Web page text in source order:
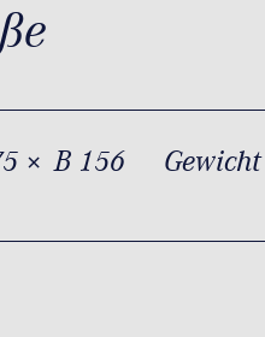
× B 156 Gewicht